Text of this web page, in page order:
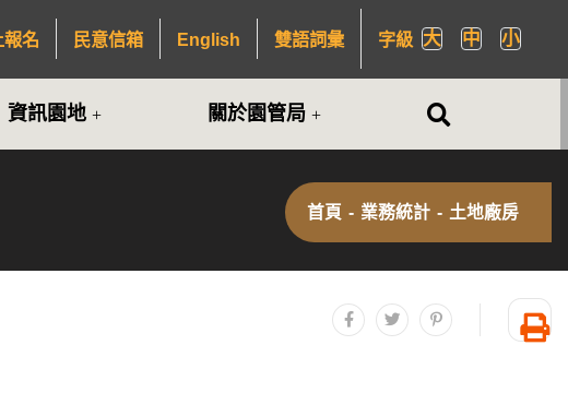
報名 民意信箱 English 雙語詞彙 字級 大 中 小
資訊園地 關於園管局
首頁 - 業務統計 - 土地廠房
分享至facebook
分享至twitter分享至plurk
友